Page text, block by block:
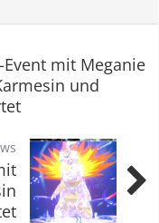
Event mit Meganie
und